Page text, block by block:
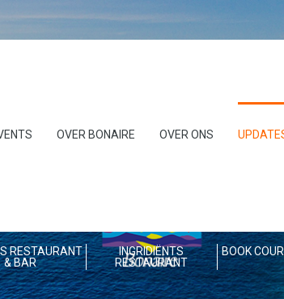
OVER BONAIRE OVER ONS
RESTAURANT
& BAR
INGRIDIËNTS
RESTAURANT
BOOK